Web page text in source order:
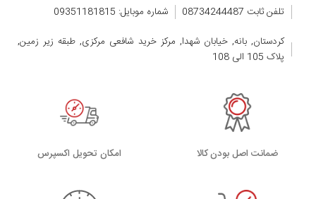
تلفن ثابت 08734244487
شماره موبایل: 09351181815
کردستان, بانه, خیابان شهدا, مرکز خرید شافعی مرکزی, طبقه زیر زمین,
پلاک 105 الی 108
ضمانت اصل بودن کالا اﻣﮑﺎن ﺗﺤﻮﯾﻞ اﮐﺴﭙﺮس